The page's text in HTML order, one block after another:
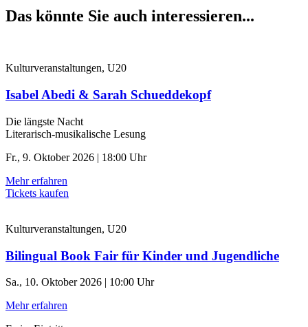
Das könnte Sie auch interessieren...
Kulturveranstaltungen, U20
Isabel Abedi & Sarah Schueddekopf
Die längste Nacht
Literarisch-musikalische Lesung
Fr., 9. Oktober 2026 | 18:00 Uhr
Mehr erfahren
Tickets kaufen
Kulturveranstaltungen, U20
Bilingual Book Fair für Kinder und Jugendliche
Sa., 10. Oktober 2026 | 10:00 Uhr
Mehr erfahren